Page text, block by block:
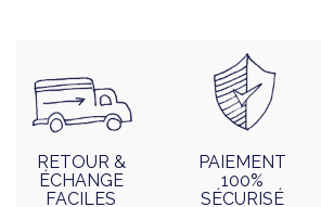
RETOUR &
ÉCHANGE
FACILES
PAIEMENT
100%
SÉCURISÉ